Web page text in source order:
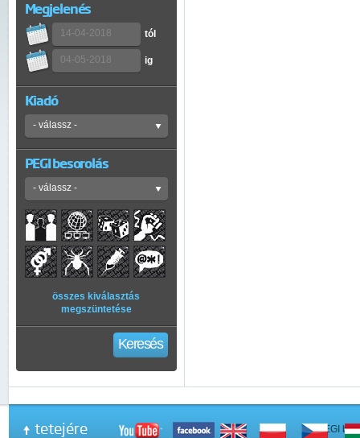
Megjelenés
tól
ig
Kiadó
PEGI besorolás
összes kiválasztás
megszüntetése
Keresés
tetejére A PEGI